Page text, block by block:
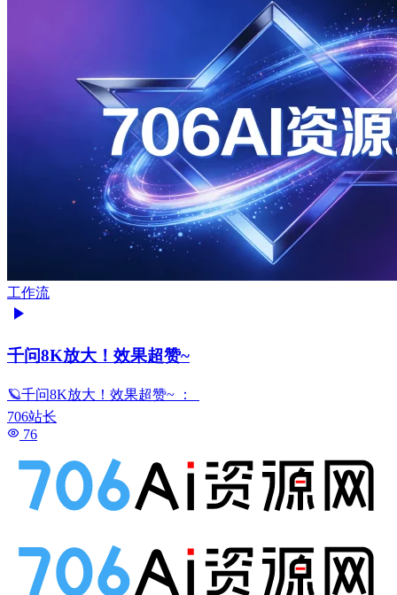
工作流
千问8K放大！效果超赞~
🪐千问8K放大！效果超赞~ ：
706站长
76